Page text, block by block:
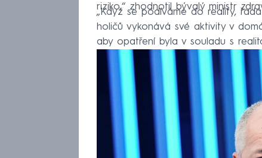
riziko,“ zhodnotil bývalý ministr
„Když se podíváme do reality,
holičů vykonává své aktivity v
aby opatření byla v souladu s